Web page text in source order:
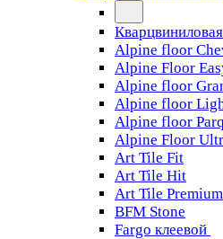
Alpine floor
Alpine Floor
Alpine floor
Alpine floor
Alpine floor
Alpine Floor
Art Tile Fit
Art Tile Hit
Art Tile Premium
BFM Stone
Fargo клеевой